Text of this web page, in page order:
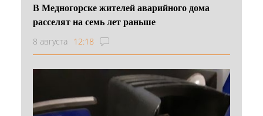
В Медногорске жителей аварийного дома
расселят на семь лет раньше
8 августа 12:18